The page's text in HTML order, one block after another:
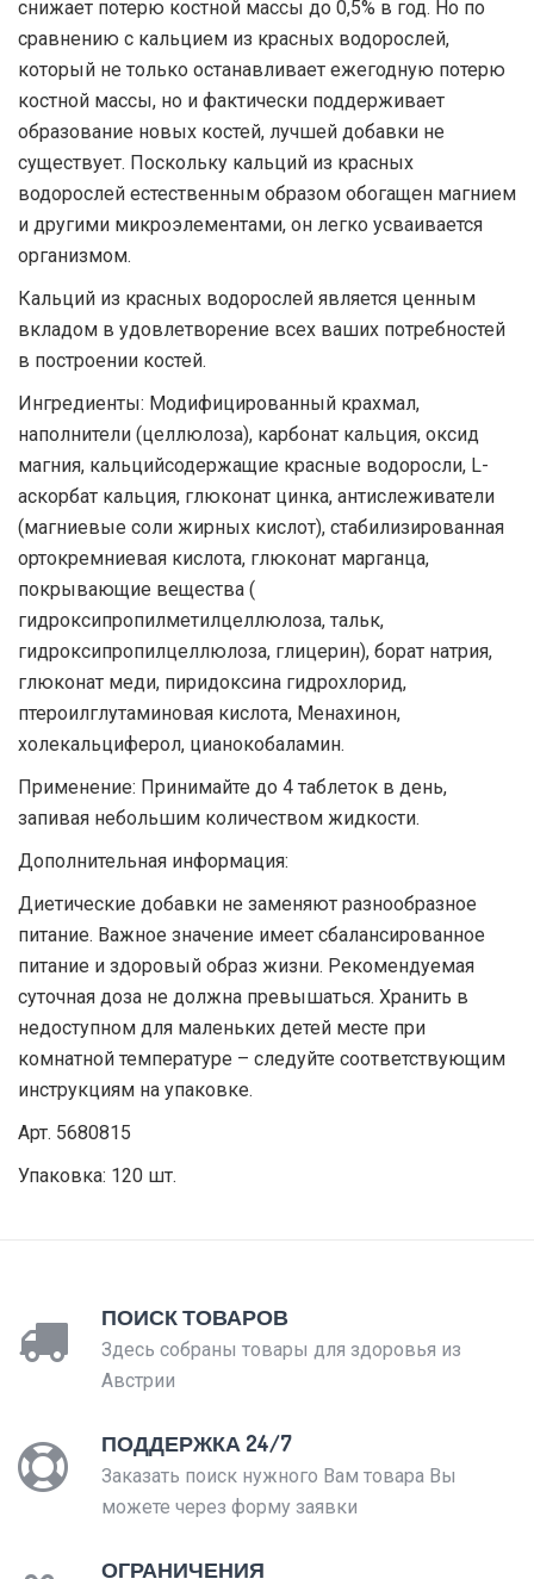
снижает потерю костной массы до 0,5% в год. Но по
сравнению с кальцием из красных водорослей,
который не только останавливает ежегодную потерю
костной массы, но и фактически поддерживает
образование новых костей, лучшей добавки не
существует. Поскольку кальций из красных
водорослей естественным образом обогащен магнием
и другими микроэлементами, он легко усваивается
организмом.
Кальций из красных водорослей является ценным
вкладом в удовлетворение всех ваших потребностей
в построении костей.
Ингредиенты: Модифицированный крахмал,
наполнители (целлюлоза), карбонат кальция, оксид
магния, кальцийсодержащие красные водоросли, L-
аскорбат кальция, глюконат цинка, антислеживатели
(магниевые соли жирных кислот), стабилизированная
ортокремниевая кислота, глюконат марганца,
покрывающие вещества (
гидроксипропилметилцеллюлоза, тальк,
гидроксипропилцеллюлоза, глицерин), борат натрия,
глюконат меди, пиридоксина гидрохлорид,
птероилглутаминовая кислота, Менахинон,
холекальциферол, цианокобаламин.
Применение: Принимайте до 4 таблеток в день,
запивая небольшим количеством жидкости.
Дополнительная информация:
Диетические добавки не заменяют разнообразное
питание. Важное значение имеет сбалансированное
питание и здоровый образ жизни. Рекомендуемая
суточная доза не должна превышаться. Хранить в
недоступном для маленьких детей месте при
комнатной температуре – следуйте соответствующим
инструкциям на упаковке.
Арт. 5680815
Упаковка: 120 шт.
ПОИСК ТОВАРОВ
Здесь собраны товары для здоровья из
Австрии
ПОДДЕРЖКА 24/7
Заказать поиск нужного Вам товара Вы
можете через форму заявки
ОГРАНИЧЕНИЯ